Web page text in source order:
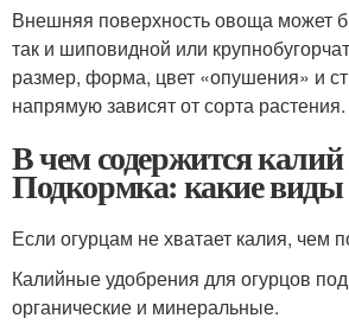
Внешняя поверхность овоща может
так и шиповидной или
размер, форма, цвет «опушения» и
напрямую зависят от сорта растения.
В чем содержится
Подкормка: какие
Если огурцам не хватает калия, чем
Калийные удобрения для огурцов
органические и минеральные.